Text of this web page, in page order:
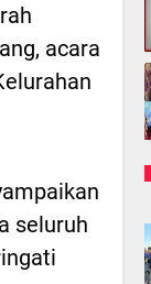
acara
seluruh